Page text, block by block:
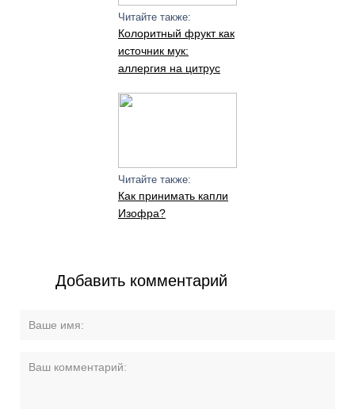
Читайте также:
Колоритный фрукт как
источник мук:
аллергия на цитрус
Читайте также:
Как принимать капли
Изофра?
Добавить комментарий